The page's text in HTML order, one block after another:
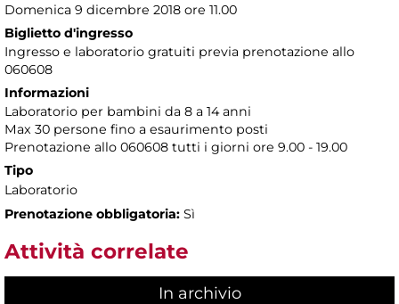
Domenica 9 dicembre 2018 ore 11.00
Biglietto d'ingresso
Ingresso e laboratorio gratuiti previa prenotazione allo
060608
Informazioni
Laboratorio per bambini da 8 a 14 anni
Max 30 persone fino a esaurimento posti
Prenotazione allo 060608 tutti i giorni ore 9.00 - 19.00
Tipo
Laboratorio
Prenotazione obbligatoria: Sì
Attività correlate
In archivio